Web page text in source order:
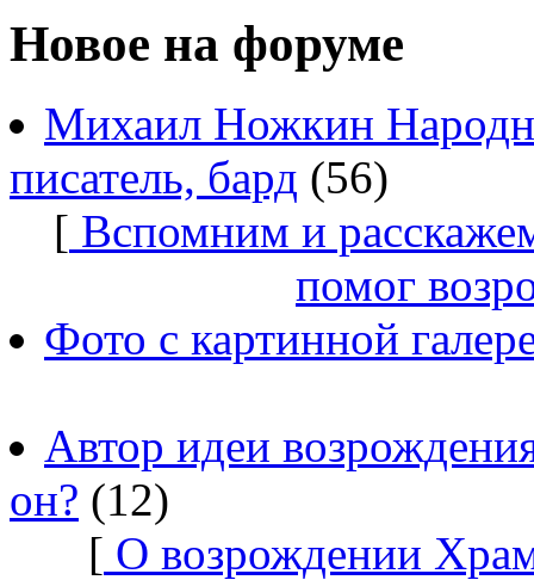
Новое на форуме
Михаил Ножкин
писатель, бард (56)
[ Вспомним и
помог
Фото с картинной
Автор идеи
он? (12)
[ О возрождении